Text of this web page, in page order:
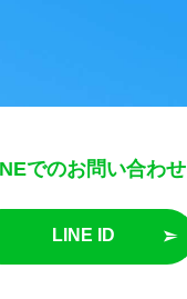
でのお問い合わせ
LINE ID